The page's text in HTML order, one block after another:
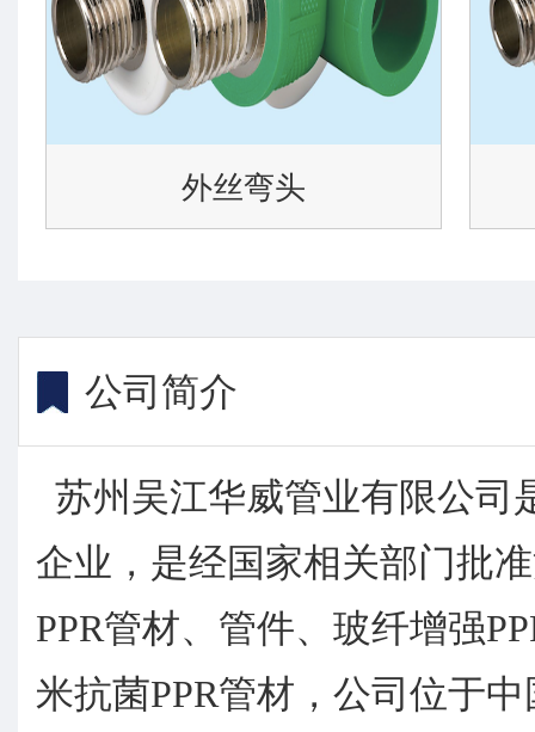
外丝弯头
公司简介
苏州吴江华威管业有限公司
企业，是经国家相关部门批
PPR管材、管件、玻纤增强
米抗菌PPR管材，公司位于